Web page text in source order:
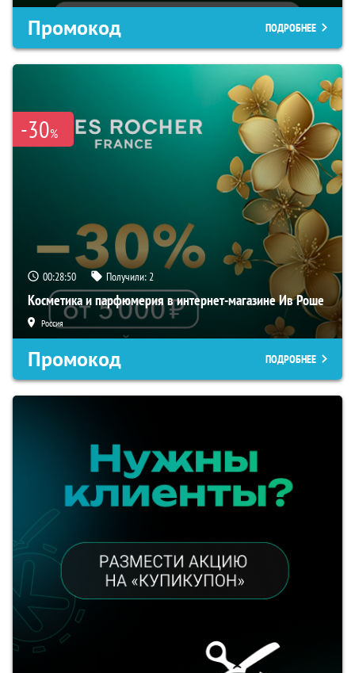
Промокод ПОДРОБНЕЕ
-30%
00:28:50 Получили:2
Косметика и парфюмерия в интернет-магазине Ив Роше
Россия
Промокод ПОДРОБНЕЕ